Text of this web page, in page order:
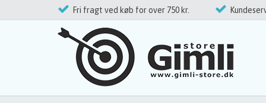
Fri fragt ved køb for over 750 kr.